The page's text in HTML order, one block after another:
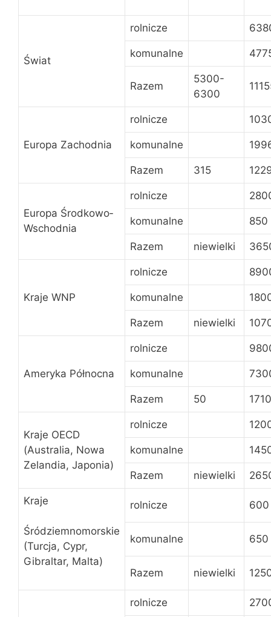
Świat
rolnicze
komunalne
Razem
5300-
6300
Europa Zachodnia
rolnicze
komunalne
Razem 315
Europa Środkowo­
Wschodnia
rolnicze
komunalne 850
Razem niewielki
Kraje WNP
rolnicze
komunalne
Razem niewielki
Ameryka Północna
rolnicze
komunalne
Razem 50
Kraje OECD
(Australia, Nowa
Zelandia, Japonia)
rolnicze
komunalne
Razem niewielki
Kraje
Śródziemnomorskie
(Turcja, Cypr,
Gibraltar, Malta)
rolnicze 600
komunalne 650
Razem niewielki
rolnicze